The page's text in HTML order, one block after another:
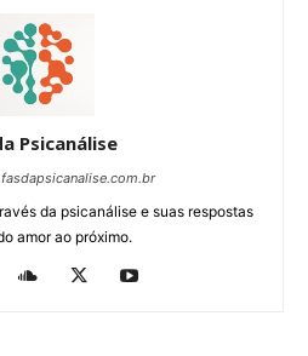
Psicanálise
da psicanálise e suas respostas
amor ao próximo.